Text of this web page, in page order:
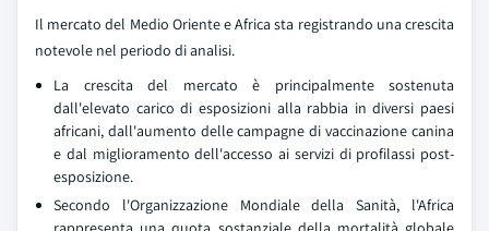
Il mercato del Medio Oriente e Africa sta registrando una crescita
notevole nel periodo di analisi.
La crescita del mercato è principalmente sostenuta
dall'elevato carico di esposizioni alla rabbia in diversi paesi
africani, dall'aumento delle campagne di vaccinazione canina
e dal miglioramento dell'accesso ai servizi di profilassi post-
esposizione.
Secondo l'Organizzazione Mondiale della Sanità, l'Africa